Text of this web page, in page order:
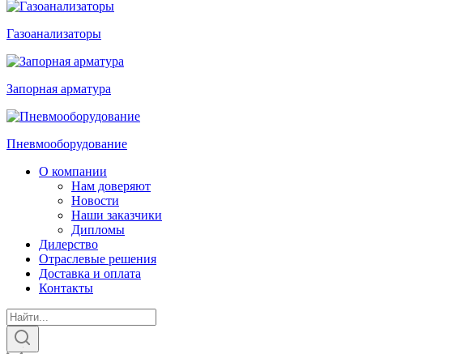
Газоанализаторы
Запорная арматура
Пневмооборудование
О компании
Нам доверяют
Новости
Наши заказчики
Дипломы
Дилерство
Отраслевые решения
Доставка и оплата
Контакты
Поиск
товаров